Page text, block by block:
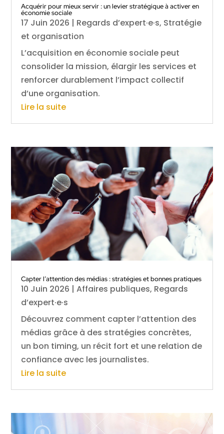
Acquérir pour mieux servir : un levier stratégique à activer en
économie sociale
17 Juin 2026 | Regards d’expert·e·s, Stratégie
et organisation
L’acquisition en économie sociale peut
consolider la mission, élargir les services et
renforcer durablement l’impact collectif
d’une organisation.
Lire la suite
Capter l’attention des médias : stratégies et bonnes pratiques
10 Juin 2026 |Affaires publiques, Regards
d’expert·e·s
Découvrez comment capter l’attention des
médias grâce à des stratégies concrètes,
un bon timing, un récit fort et une relation de
confiance avec les journalistes.
Lire la suite